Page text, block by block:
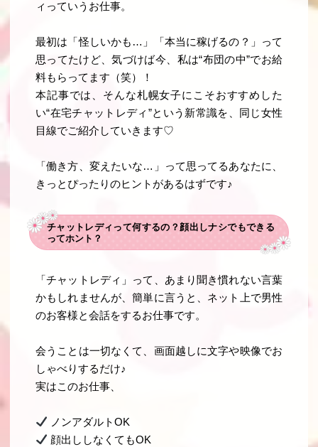
ィ っていうお仕事。
最初は「怪しいかも…」「本当に稼げるの？」って
思ってたけど、気づけば今、私は“布団の中”でお給
料もらってます（笑）！
本記事では、そんな札幌女子にこそおすすめした
い“在宅チャットレディ”という新常識を、同じ女性
目線でご紹介していきます♡
「働き方、変えたいな…」って思ってるあなたに、
きっとぴったりのヒントがあるはずです♪
チャットレディって何するの？顔出しナシでもできる
ってホント？
「チャットレディ」って、あまり聞き慣れない言葉
かもしれませんが、簡単に言うと、 ネット上で男性
のお客様と会話をするお仕事です。
会うことは一切なくて、画面越しに文字や映像でお
しゃべりするだけ♪
実はこのお仕事、
ノンアダルトOK
顔出ししなくてもOK